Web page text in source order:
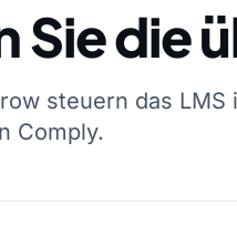
Sie die
steuern das
Comply.